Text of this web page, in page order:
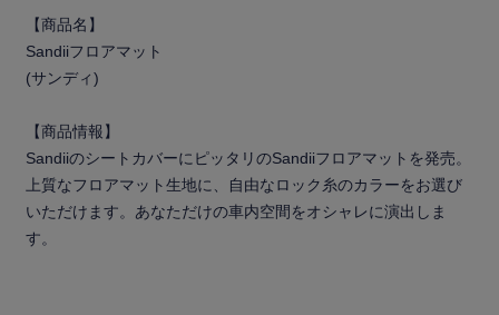
【商品名】
Sandiiフロアマット
(サンディ)
【商品情報】
SandiiのシートカバーにピッタリのSandiiフロアマットを発売。
上質なフロアマット生地に、自由なロック糸のカラーをお選び
いただけます。あなただけの車内空間をオシャレに演出しま
す。